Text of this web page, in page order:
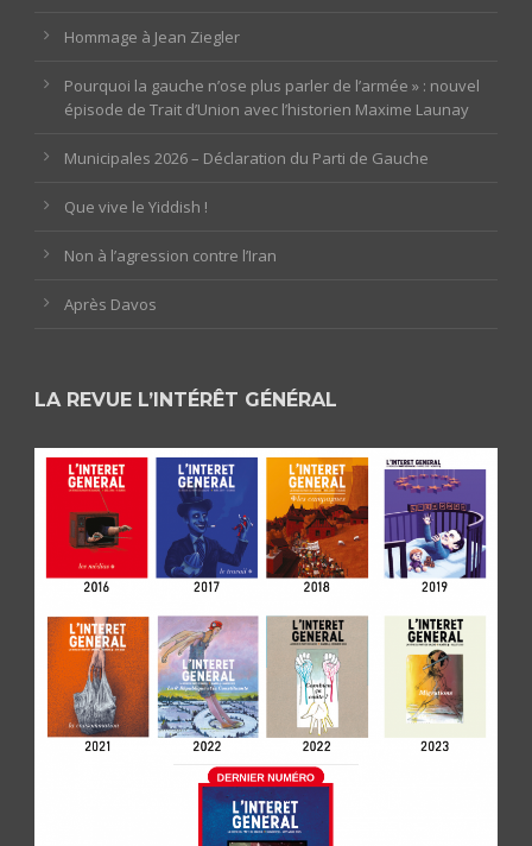
Hommage à Jean Ziegler
Pourquoi la gauche n’ose plus parler de l’armée » : nouvel
épisode de Trait d’Union avec l’historien Maxime Launay
Municipales 2026 – Déclaration du Parti de Gauche
Que vive le Yiddish !
Non à l’agression contre l’Iran
Après Davos
LA REVUE L’INTÉRÊT GÉNÉRAL